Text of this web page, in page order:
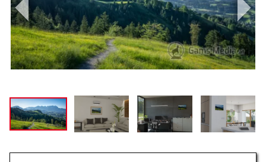
DRUCKARTEN
WUNSCHLISTE
ÜBER UNS
WARENKORB